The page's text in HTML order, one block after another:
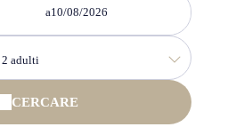
a
2 adulti
CERCARE